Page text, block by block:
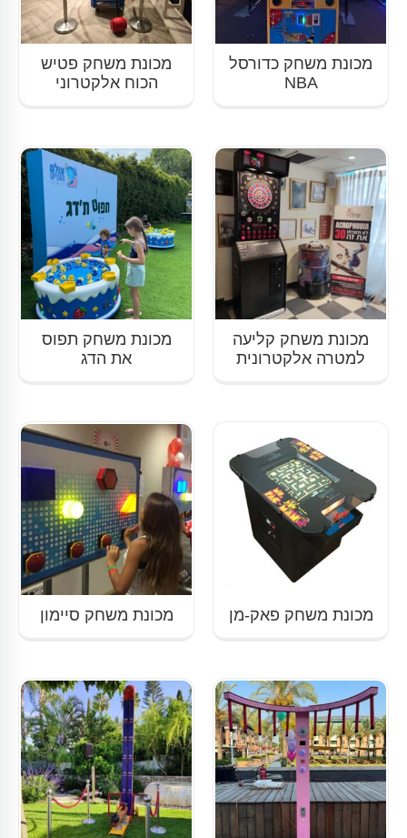
מכונת משחק כדורסל
NBA
מכונת משחק פטיש
הכוח אלקטרוני
מכונת משחק קליעה
למטרה אלקטרונית
מכונת משחק תפוס
את הדג
מכונת משחק פאק-מן מכונת משחק סיימון